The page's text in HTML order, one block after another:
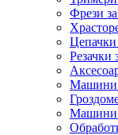
Фрези
Цепачки
Резачки
Машини
Машини